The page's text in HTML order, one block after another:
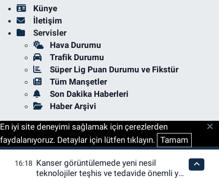
Künye
İletişim
Servisler
Hava Durumu
Trafik Durumu
Süper Lig Puan Durumu ve Fikstür
Tüm Manşetler
Son Dakika Haberleri
Haber Arşivi
En iyi site deneyimi sağlamak için çerezlerden
faydalanıyoruz. Detaylar için lütfen tıklayın. Tamam
16:18 Kanser görüntülemede yeni nesil
teknolojiler teşhis ve tedavide önemli yol